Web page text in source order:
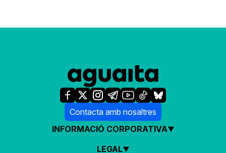
Contacta amb nosaltres
INFORMACIÓ CORPORATIVA
LEGAL